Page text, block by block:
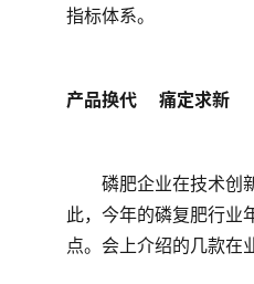
指标体系。
产品换代 　痛定求新
磷肥企业在技术创新
此，今年的磷复肥行业
点。会上介绍的几款在